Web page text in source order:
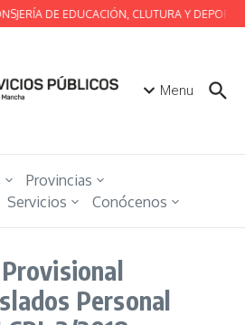
DE EDUCACIÓN, CLUTURA Y
Menu
Provincias
Servicios Conócenos
Personal